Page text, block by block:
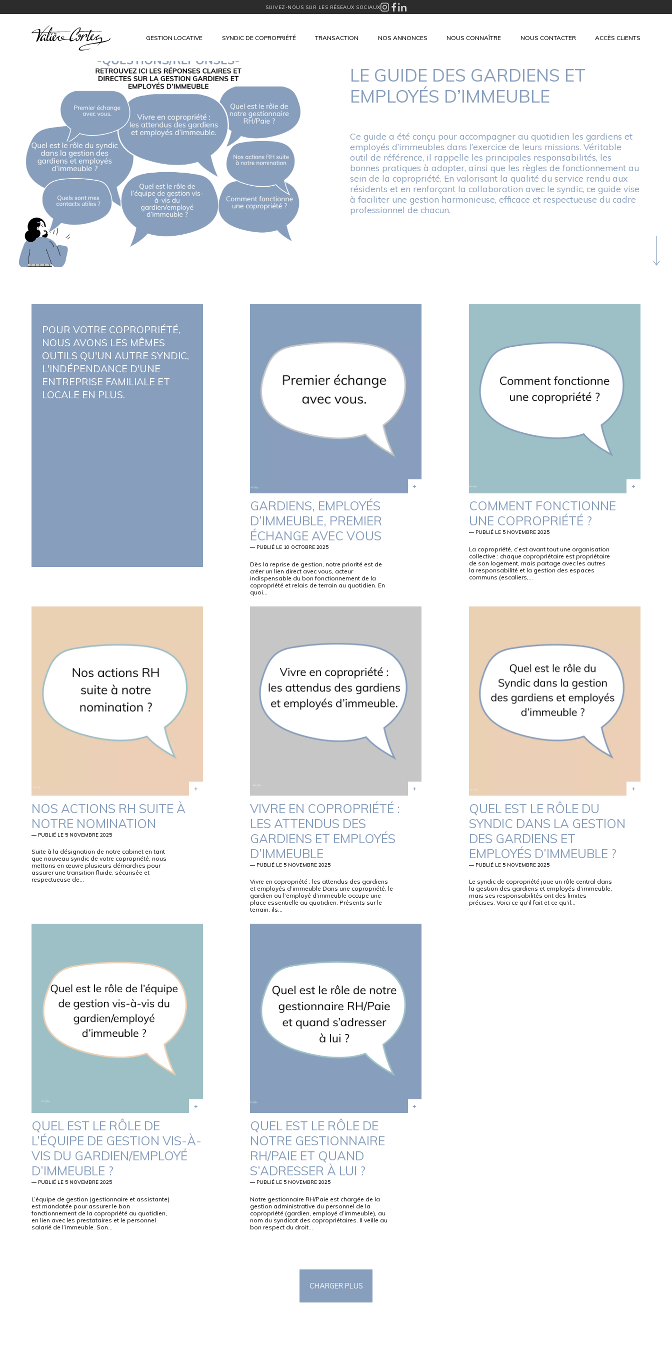
SUIVEZ-NOUS SUR LES RÉSEAUX SOCIAUX
GESTION LOCATIVE SYNDIC DE COPROPRIÉTÉ TRANSACTION NOS ANNONCES NOUS CONNAÎTRE NOUS CONTACTER ACCÈS CLIENTS
LE GUIDE DES GARDIENS ET
EMPLOYÉS D’IMMEUBLE
Ce guide a été conçu pour accompagner au quotidien les gardiens et
employés d’immeubles dans l’exercice de leurs missions. Véritable
outil de référence, il rappelle les principales responsabilités, les
bonnes pratiques à adopter, ainsi que les règles de fonctionnement au
sein de la copropriété. En valorisant la qualité du service rendu aux
résidents et en renforçant la collaboration avec le syndic, ce guide vise
à faciliter une gestion harmonieuse, efficace et respectueuse du cadre
professionnel de chacun.
POUR VOTRE COPROPRIÉTÉ,
NOUS AVONS LES MÊMES
OUTILS QU'UN AUTRE SYNDIC,
L'INDÉPENDANCE D'UNE
ENTREPRISE FAMILIALE ET
LOCALE EN PLUS.
GARDIENS, EMPLOYÉS
D’IMMEUBLE, PREMIER
ÉCHANGE AVEC VOUS
— PUBLIÉ LE 10 OCTOBRE 2025
Dès la reprise de gestion, notre priorité est de
créer un lien direct avec vous, acteur
indispensable du bon fonctionnement de la
copropriété et relais de terrain au quotidien. En
quoi…
COMMENT FONCTIONNE
UNE COPROPRIÉTÉ ?
— PUBLIÉ LE 5 NOVEMBRE 2025
La copropriété, c’est avant tout une organisation
collective : chaque copropriétaire est propriétaire
de son logement, mais partage avec les autres
la responsabilité et la gestion des espaces
communs (escaliers,…
NOS ACTIONS RH SUITE À
NOTRE NOMINATION
— PUBLIÉ LE 5 NOVEMBRE 2025
Suite à la désignation de notre cabinet en tant
que nouveau syndic de votre copropriété, nous
mettons en œuvre plusieurs démarches pour
assurer une transition fluide, sécurisée et
respectueuse de…
VIVRE EN COPROPRIÉTÉ :
LES ATTENDUS DES
GARDIENS ET EMPLOYÉS
D’IMMEUBLE
— PUBLIÉ LE 5 NOVEMBRE 2025
Vivre en copropriété : les attendus des gardiens
et employés d’immeuble Dans une copropriété, le
gardien ou l’employé d’immeuble occupe une
place essentielle au quotidien. Présents sur le
terrain, ils…
QUEL EST LE RÔLE DU
SYNDIC DANS LA GESTION
DES GARDIENS ET
EMPLOYÉS D’IMMEUBLE ?
— PUBLIÉ LE 5 NOVEMBRE 2025
Le syndic de copropriété joue un rôle central dans
la gestion des gardiens et employés d’immeuble,
mais ses responsabilités ont des limites
précises. Voici ce qu’il fait et ce qu’il…
QUEL EST LE RÔLE DE
L’ÉQUIPE DE GESTION VIS-À-
VIS DU GARDIEN/EMPLOYÉ
D’IMMEUBLE ?
— PUBLIÉ LE 5 NOVEMBRE 2025
L’équipe de gestion (gestionnaire et assistante)
est mandatée pour assurer le bon
fonctionnement de la copropriété au quotidien,
en lien avec les prestataires et le personnel
salarié de l’immeuble. Son…
QUEL EST LE RÔLE DE
NOTRE GESTIONNAIRE
RH/PAIE ET QUAND
S’ADRESSER À LUI ?
— PUBLIÉ LE 5 NOVEMBRE 2025
Notre gestionnaire RH/Paie est chargée de la
gestion administrative du personnel de la
copropriété (gardien, employé d’immeuble), au
nom du syndicat des copropriétaires. Il veille au
bon respect du droit…
CHARGER PLUS